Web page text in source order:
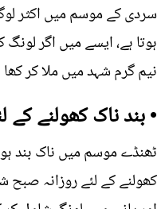
سردی کے موسم میں اکثر
ہوتا ہے، ایسے میں اگر
نیم گرم شہد میں ملا کر
• بند ناک کھولنے کے
ٹھنڈے موسم میں ناک بند
کھولنے کے لئے روزانہ